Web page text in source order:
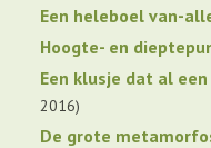
Een heleboel van-
Hoogte- en
Een klusje dat al
2016
De grote